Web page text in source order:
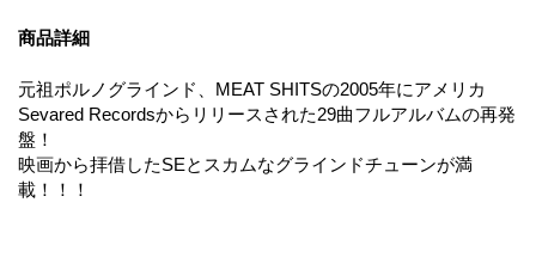
商品詳細
元祖ポルノグラインド、MEAT SHITSの2005年にアメリカ
Sevared Recordsからリリースされた29曲フルアルバムの再発
盤！
映画から拝借したSEとスカムなグラインドチューンが満
載！！！